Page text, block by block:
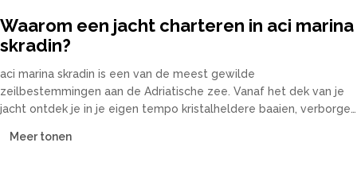
Waarom een jacht charteren in aci marina
skradin?
aci marina skradin is een van de meest gewilde
zeilbestemmingen aan de Adriatische zee. Vanaf het dek van je
jacht ontdek je in je eigen tempo kristalheldere baaien, verborgen
catamarans, zeiljachten, motorjachten en guletten — met of
Meer tonen